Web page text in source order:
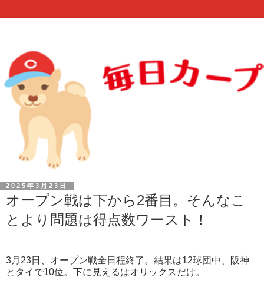
2025年3月23日
オープン戦は下から2番目。そんなこ
とより問題は得点数ワースト！
3月23日、オープン戦全日程終了。結果は12球団中、阪神
とタイで10位。下に見えるはオリックスだけ。